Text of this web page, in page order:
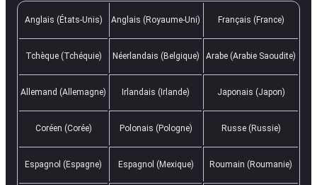
Anglais (États-Unis) Anglais (Royaume-Uni) Français (France)
Tchèque (Tchéquie) Néerlandais (Belgique) Arabe (Arabie Saoudite)
Allemand (Allemagne) Irlandais (Irlande) Japonais (Japon)
Coréen (Corée) Polonais (Pologne) Russe (Russie)
Espagnol (Espagne) Espagnol (Mexique) Roumain (Roumanie)